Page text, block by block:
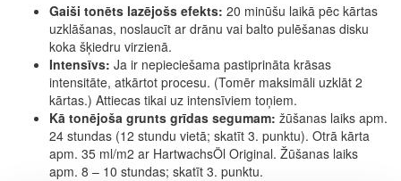
Gaiši tonēts lazējošs efekts: 20 minūšu laikā pēc kārtas
uzklāšanas, noslaucīt ar drānu vai balto pulēšanas disku
koka šķiedru virzienā.
Intensīvs: Ja ir nepieciešama pastiprināta krāsas
intensitāte, atkārtot procesu. (Tomēr maksimāli uzklāt 2
kārtas.) Attiecas tikai uz intensīviem toņiem.
Kā tonējoša grunts grīdas segumam: žūšanas laiks apm.
24 stundas (12 stundu vietā; skatīt 3. punktu). Otrā kārta
apm. 35 ml/m2 ar HartwachsÖl Original. Žūšanas laiks
apm. 8 – 10 stundas; skatīt 3. punktu.